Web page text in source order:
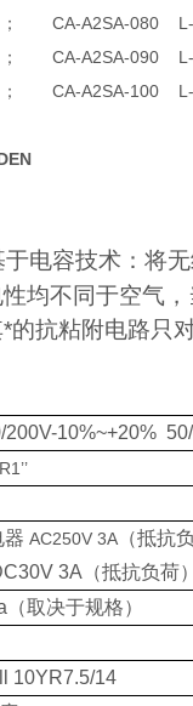
； CA-A2SA-080 L-
； CA-A2SA-090 L-
； CA-A2SA-100 L-
于电容技术：将
均不同于空气
的抗粘附电路只
200V-10%~+20%
R1’’
器 AC250V 3A （抵抗
3A （抵抗负荷）
（取决于规格）
10YR7.5/14